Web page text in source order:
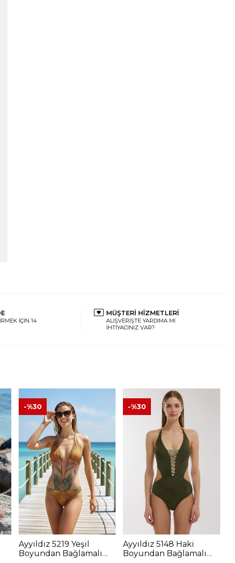
İÇİN 14
MÜŞTERİ HİZMETLERİ
ALIŞVERİŞTE YARDIMA MI
İHTİYACINIZ VAR?
-%30
Ayyıldız 5219 Yeşil
Boyundan Bağlamalı
-%30
Ayyıldız 5148 Haki
Boyundan Bağlamalı